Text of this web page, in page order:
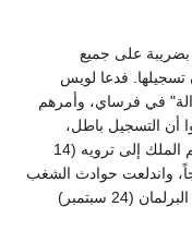
بضريبة على جميع
فدعا لويس
في فرساي، وأمرهم
أن التسجيل باطل،
وعادوا يطالبون بعقد مجلس الطبقات. فنفاهم الملك إلى ترويه (14
واندلعت حوادث الشغب
في باريس، وأذعن بريين والملك، فاستدعى البرلمان (24 سبتمبر)